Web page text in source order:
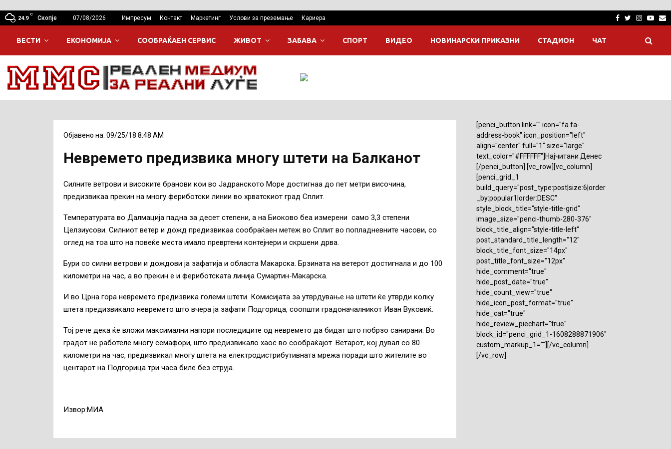
24.9
C
Скопје 07/08/2026 Импресум Контакт Маркетинг Услови за преземање Кариера Facebook
Twitter
ВЕСТИ ЕКОНОМИЈА СООБРАЌАЕН СЕРВИС ЖИВОТ ЗАБАВА СПОРТ ВИДЕО НОВИНАРСКИ ПРИКАЗНИ СТАДИОН ЧАТ
Објавено на: 09/25/18 8:48 AM
Невремето предизвика многу штети на Балканот
Силните ветрови и високите бранови кои во Јадранското Море достигнаа до пет метри височина,
предизвикаа прекин на многу фериботски линии во хрватскиот град Сплит.
Температурата во Далмација падна за десет степени, а на Биоково беа измерени само 3,3 степени
Целзиусови. Силниот ветер и дожд предизвикаа сообраќаен метеж во Сплит во попладневните часови, со
оглед на тоа што на повеќе места имало превртени контејнери и скршени дрва.
Бури со силни ветрови и дождови ја зафатија и областа Макарска. Брзината на ветерот достигнала и до 100
километри на час, а во прекин е и фериботската линија Сумартин-Макарска.
И во Црна гора невремето предизвика големи штети. Комисијата за утврдување на штети ќе утврди колку
штета предизвикало невремето што вчера ја зафати Подгорица, соопшти градоначалникот Иван Вуковиќ.
Тој рече дека ќе вложи максимални напори последиците од невремето да бидат што побрзо санирани. Во
градот не работеле многу семафори, што предизвикало хаос во сообраќајот. Ветарот, кој дувал со 80
километри на час, предизвикал многу штета на електродистрибутивната мрежа поради што жителите во
центарот на Подгорица три часа биле без струја.
Извор:МИА
[penci_button link="" icon="fa fa-
address-book" icon_position="left"
align="center" full="1" size="large"
text_color="#FFFFFF"]Најчитани Денес
[/penci_button] [vc_row][vc_column]
[penci_grid_1
build_query="post_type:post|size:6|order
_by:popular1|order:DESC"
style_block_title="style-title-grid"
image_size="penci-thumb-280-376"
block_title_align="style-title-left"
post_standard_title_length="12"
block_title_font_size="14px"
post_title_font_size="12px"
hide_comment="true"
hide_post_date="true"
hide_count_view="true"
hide_icon_post_format="true"
hide_cat="true"
hide_review_piechart="true"
block_id="penci_grid_1-1608288871906"
custom_markup_1=""][/vc_column]
[/vc_row]